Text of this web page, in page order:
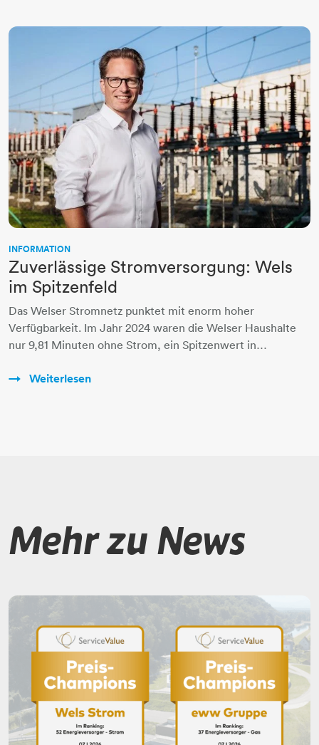
INFORMATION
Zuverlässige Stromversorgung: Wels
im Spitzenfeld
Das Welser Stromnetz punktet mit enorm hoher
Verfügbarkeit. Im Jahr 2024 waren die Welser Haushalte
nur 9,81 Minuten ohne Strom, ein Spitzenwert in…
Weiterlesen
Mehr zu News